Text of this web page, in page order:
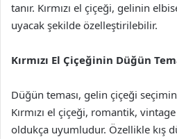
tanır. Kırmızı el çiçeği, gelinin
uyacak şekilde özelleştirilebilir.
Kırmızı El Çiçeğinin Düğün
Düğün teması, gelin çiçeği
Kırmızı el çiçeği, romantik,
oldukça uyumludur. Özellikle kış